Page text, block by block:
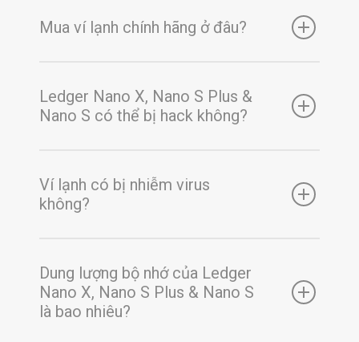
Mua ví lạnh chính hãng ở đâu?
Ledger Nano X, Nano S Plus &
Nano S có thể bị hack không?
Ví lạnh có bị nhiễm virus
không?
Dung lượng bộ nhớ của Ledger
Nano X, Nano S Plus & Nano S
là bao nhiêu?